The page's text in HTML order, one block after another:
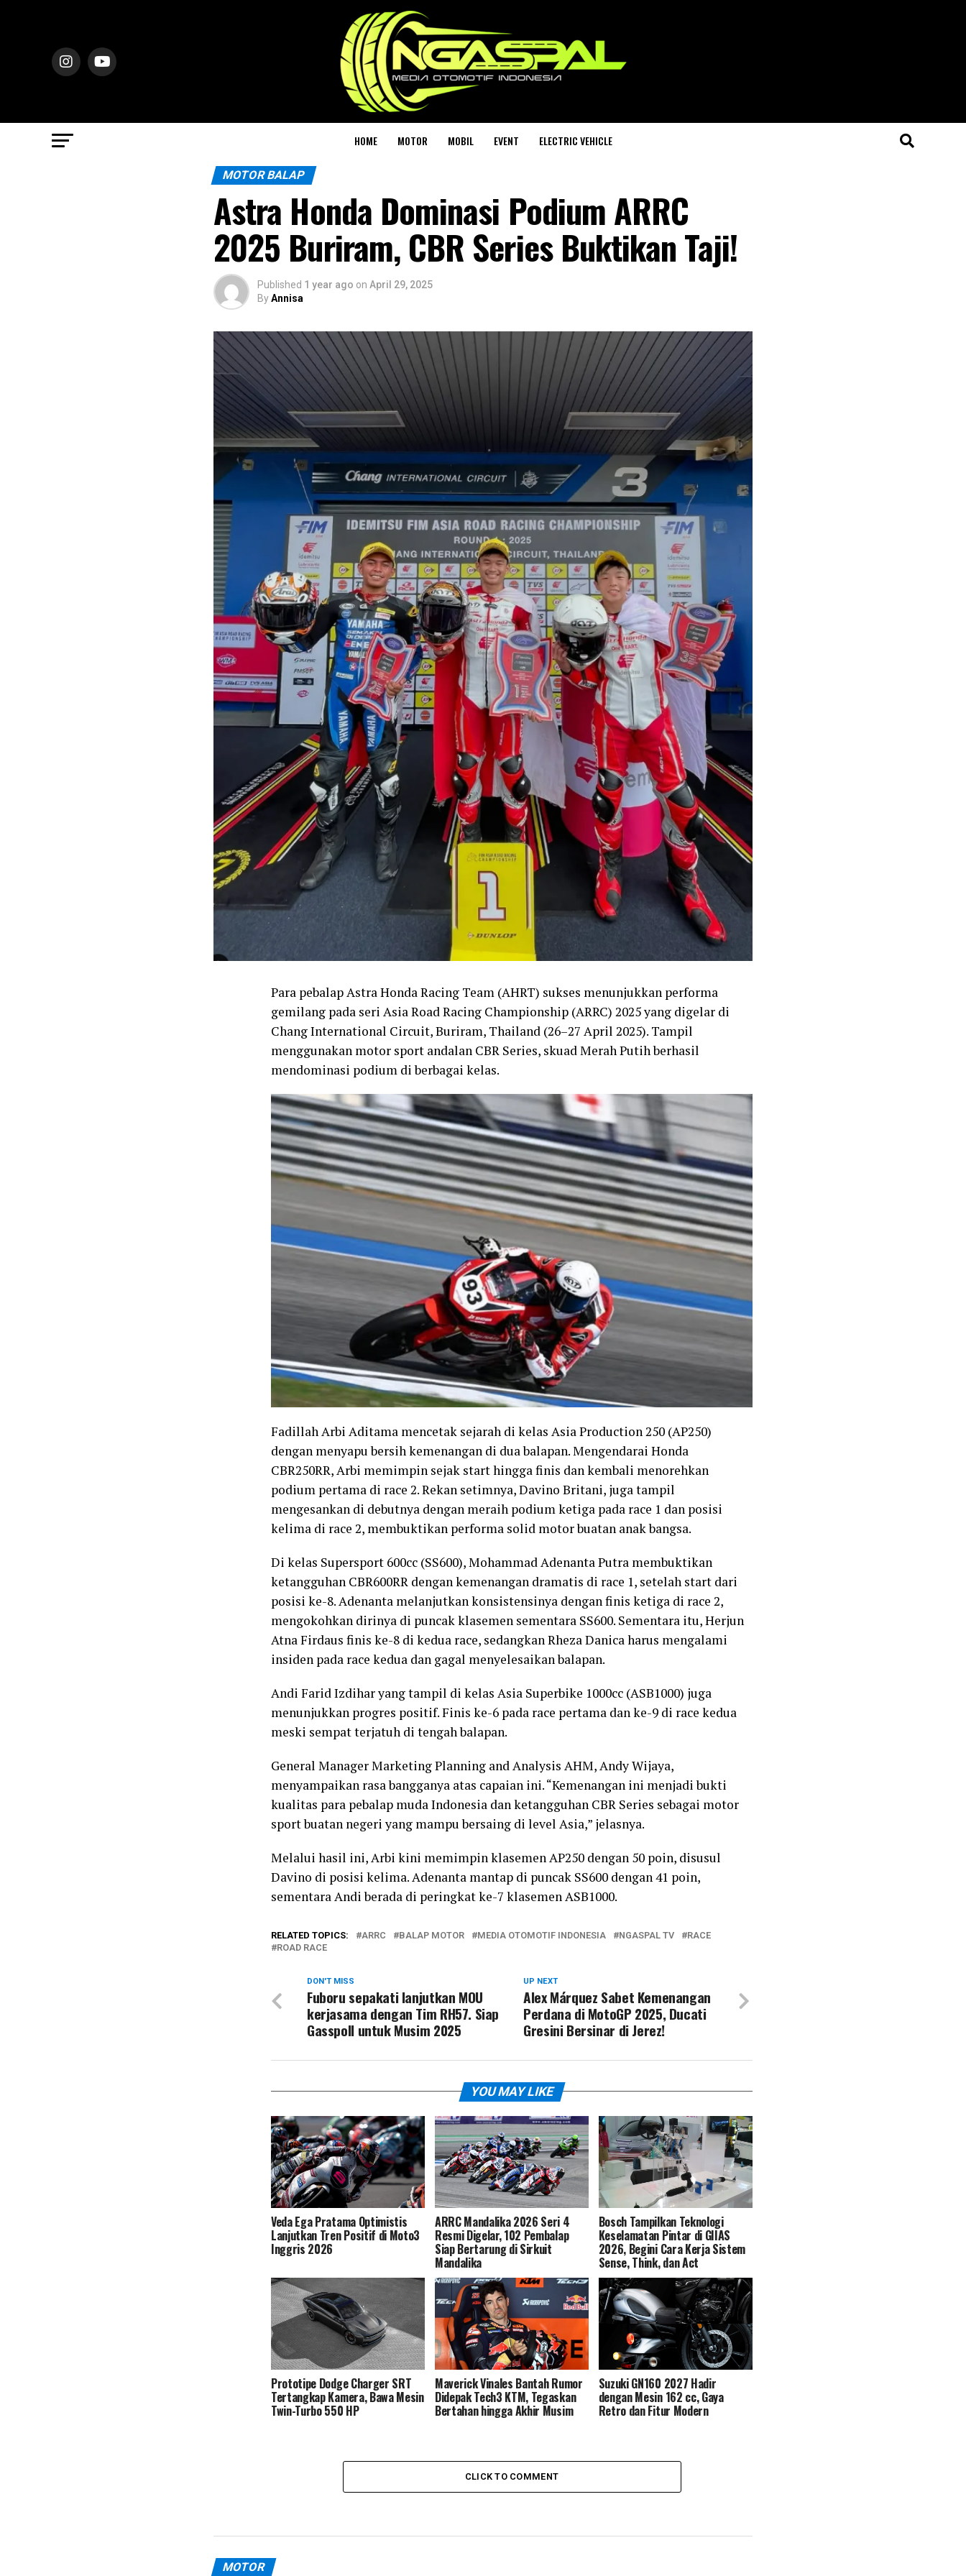
HOME MOTOR MOBIL EVENT ELECTRIC VEHICLE
MOTOR BALAP
Astra Honda Dominasi Podium ARRC
2025 Buriram, CBR Series Buktikan Taji!
Published 1 year ago on April 29, 2025
ByAnnisa
Para pebalap Astra Honda Racing Team (AHRT) sukses menunjukkan performa
gemilang pada seri Asia Road Racing Championship (ARRC) 2025 yang digelar di
Chang International Circuit, Buriram, Thailand (26–27 April 2025). Tampil
menggunakan motor sport andalan CBR Series, skuad Merah Putih berhasil
mendominasi podium di berbagai kelas.
Fadillah Arbi Aditama mencetak sejarah di kelas Asia Production 250 (AP250)
dengan menyapu bersih kemenangan di dua balapan. Mengendarai Honda
CBR250RR, Arbi memimpin sejak start hingga finis dan kembali menorehkan
podium pertama di race 2. Rekan setimnya, Davino Britani, juga tampil
mengesankan di debutnya dengan meraih podium ketiga pada race 1 dan posisi
kelima di race 2, membuktikan performa solid motor buatan anak bangsa.
Di kelas Supersport 600cc (SS600), Mohammad Adenanta Putra membuktikan
ketangguhan CBR600RR dengan kemenangan dramatis di race 1, setelah start dari
posisi ke-8. Adenanta melanjutkan konsistensinya dengan finis ketiga di race 2,
mengokohkan dirinya di puncak klasemen sementara SS600. Sementara itu, Herjun
Atna Firdaus finis ke-8 di kedua race, sedangkan Rheza Danica harus mengalami
insiden pada race kedua dan gagal menyelesaikan balapan.
Andi Farid Izdihar yang tampil di kelas Asia Superbike 1000cc (ASB1000) juga
menunjukkan progres positif. Finis ke-6 pada race pertama dan ke-9 di race kedua
meski sempat terjatuh di tengah balapan.
General Manager Marketing Planning and Analysis AHM, Andy Wijaya,
menyampaikan rasa bangganya atas capaian ini. “Kemenangan ini menjadi bukti
kualitas para pebalap muda Indonesia dan ketangguhan CBR Series sebagai motor
sport buatan negeri yang mampu bersaing di level Asia,” jelasnya.
Melalui hasil ini, Arbi kini memimpin klasemen AP250 dengan 50 poin, disusul
Davino di posisi kelima. Adenanta mantap di puncak SS600 dengan 41 poin,
sementara Andi berada di peringkat ke-7 klasemen ASB1000.
RELATED TOPICS: ARRC BALAP MOTOR MEDIA OTOMOTIF INDONESIA NGASPAL TV
RACE
ROAD RACE
UP NEXT
Alex Márquez Sabet Kemenangan
Perdana di MotoGP 2025, Ducati
Gresini Bersinar di Jerez!
DON'T MISS
Fuboru sepakati lanjutkan MOU
kerjasama dengan Tim RH57. Siap
Gasspoll untuk Musim 2025
YOU MAY LIKE
Veda Ega Pratama Optimistis
Lanjutkan Tren Positif di Moto3
Inggris 2026
ARRC Mandalika 2026 Seri 4
Resmi Digelar, 102 Pembalap
Siap Bertarung di Sirkuit
Mandalika
Bosch Tampilkan Teknologi
Keselamatan Pintar di GIIAS
2026, Begini Cara Kerja Sistem
Sense, Think, dan Act
Prototipe Dodge Charger SRT
Tertangkap Kamera, Bawa Mesin
Twin-Turbo 550 HP
Maverick Vinales Bantah Rumor
Didepak Tech3 KTM, Tegaskan
Bertahan hingga Akhir Musim
Suzuki GN160 2027 Hadir
dengan Mesin 162 cc, Gaya
Retro dan Fitur Modern
CLICK TO COMMENT
MOTOR